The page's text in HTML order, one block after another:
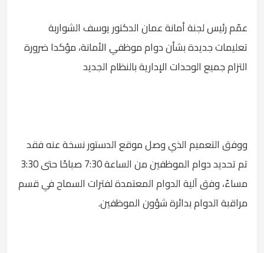
عمّم رئيس لجنة أمانة عمان الدكتور يوسف الشواربة
تعليمات جديدة بشأن دوام موظفي الأمانة، مؤكدا ضرورة
التزام جميع الوحدات الإدارية بالنظام الجديد
ووفق التعميم الذي وصل موقع الدستور نسخة عنه فقد
تم تحديد دوام الموظفين من الساعة 7:30 صباحًا حتى 3:30
مساءً، وفق آلية الدوام المعتمدة لفترات السماح في قسم
مراقبة الدوام بدائرة شؤون الموظفين.